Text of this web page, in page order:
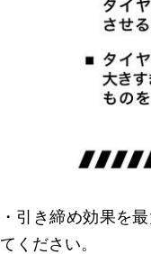
・引き締め効果を
てください。